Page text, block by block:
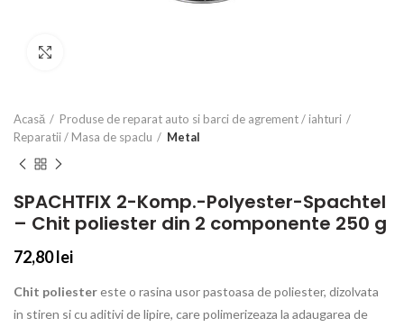
Acasă
Produse de reparat auto si barci de agrement / iahturi
Reparatii / Masa de spaclu
Metal
SPACHTFIX 2-Komp.-Polyester-Spachtel
– Chit poliester din 2 componente 250 g
72,80lei
Chit poliestereste o rasina usor pastoasa de poliester, dizolvata
in stiren si cu aditivi de lipire, care polimerizeaza la adaugarea de